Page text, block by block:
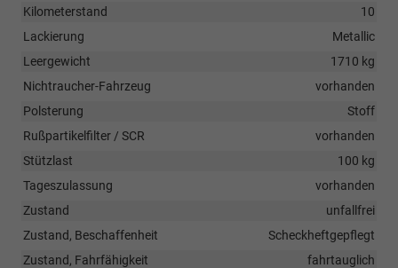
Kilometerstand
10
Lackierung
Metallic
Leergewicht
1710 kg
Nichtraucher-Fahrzeug
vorhanden
Polsterung
Stoff
Rußpartikelfilter / SCR
vorhanden
Stützlast
100 kg
Tageszulassung
vorhanden
Zustand
unfallfrei
Zustand, Beschaffenheit
Scheckheftgepflegt
Zustand, Fahrfähigkeit
fahrtauglich